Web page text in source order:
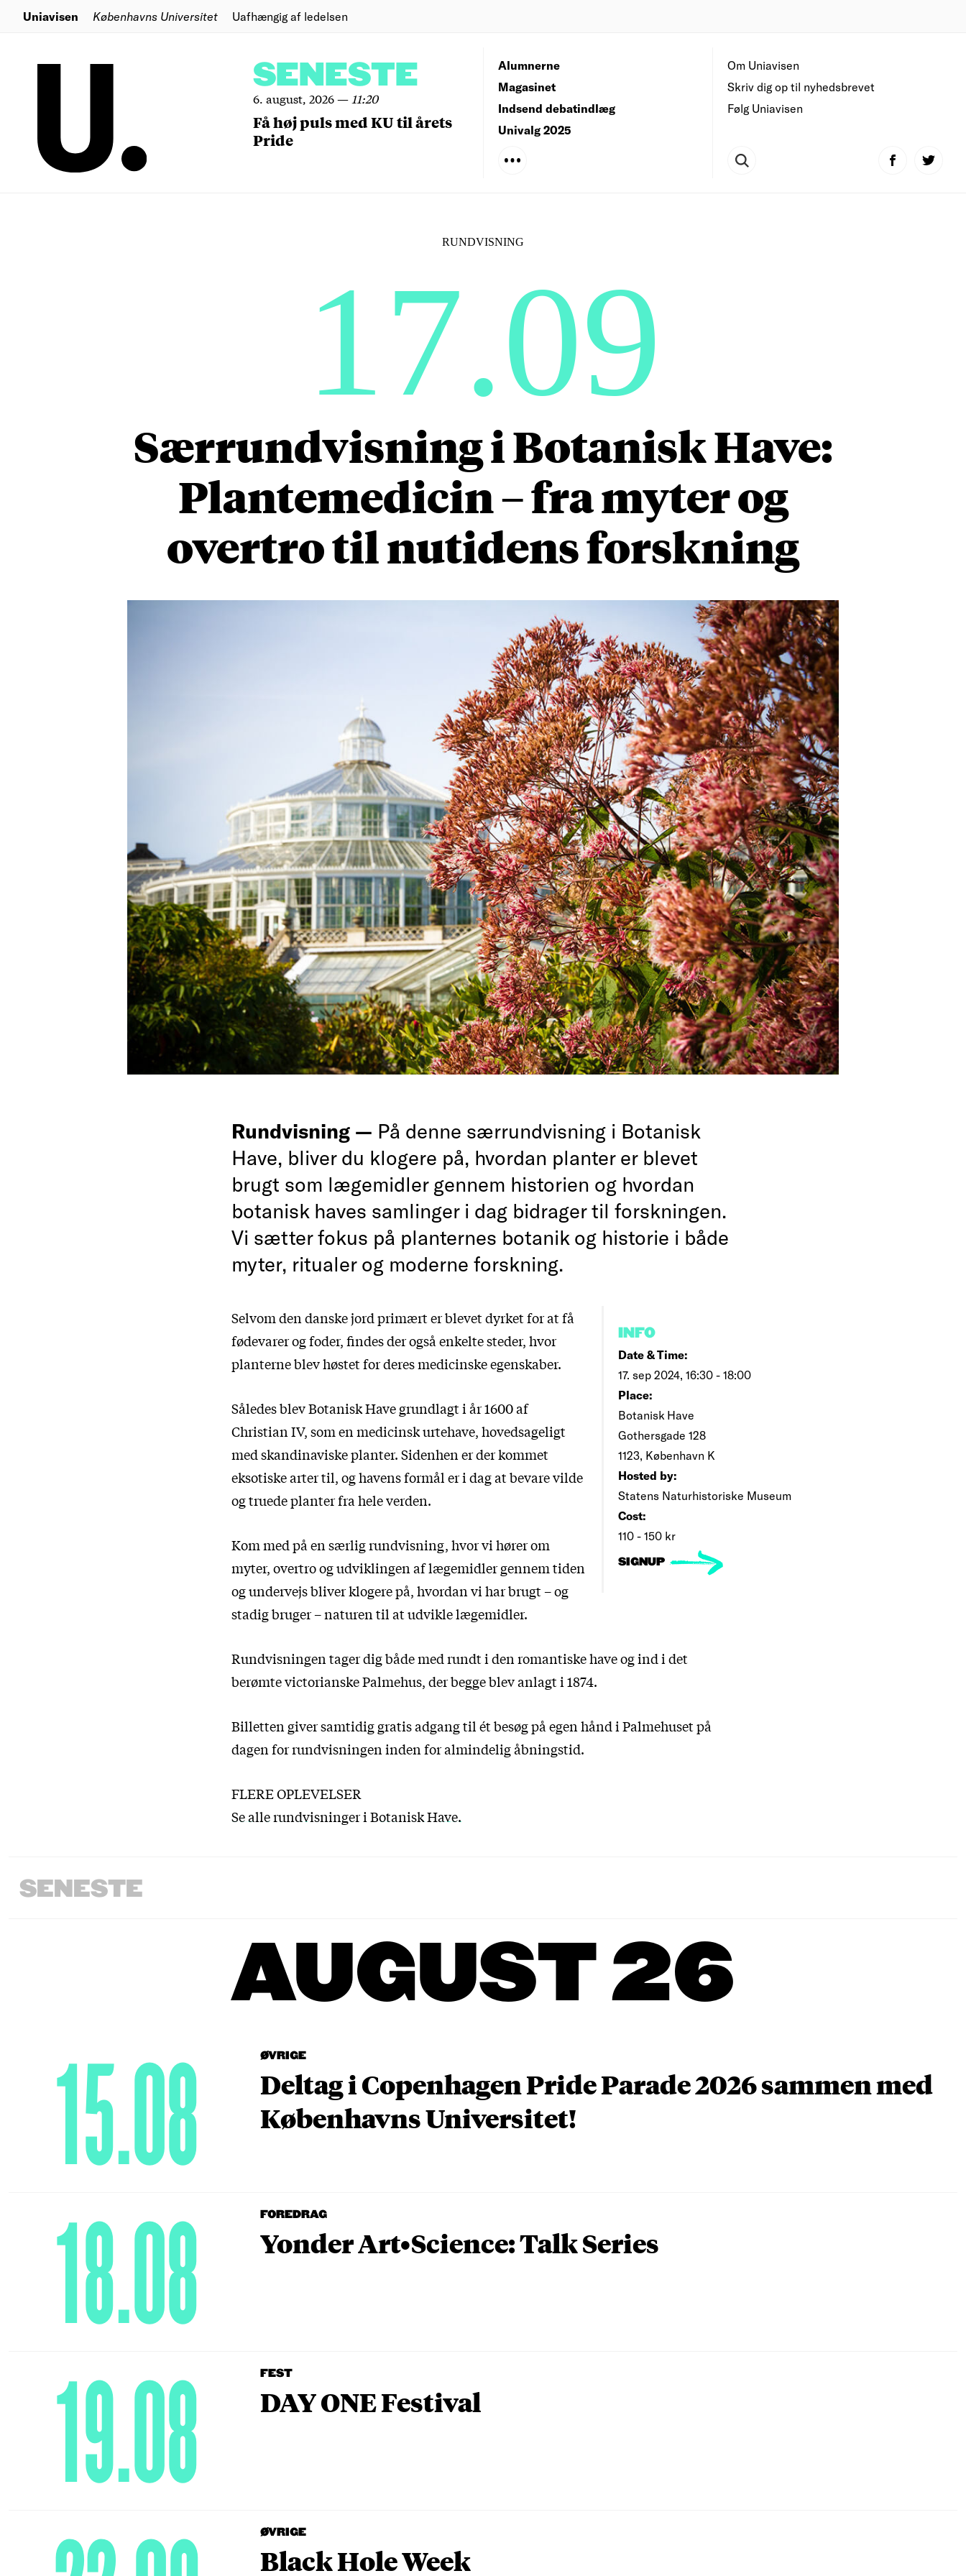
Uniavisen Københavns Universitet Uafhængig af ledelsen
SENESTE
6. august, 2026— 11:20
Få høj puls med KU til årets
Pride
Om Uniavisen
Skriv dig op til nyhedsbrevet
Følg Uniavisen
Alumnerne
Magasinet
Indsend debatindlæg
Univalg 2025
RUNDVISNING
17.09
Særrundvisning i Botanisk Have:
Plantemedicin – fra myter og
overtro til nutidens forskning
Rundvisning — På denne særrundvisning i Botanisk
Have, bliver du klogere på, hvordan planter er blevet
brugt som lægemidler gennem historien og hvordan
botanisk haves samlinger i dag bidrager til forskningen.
Vi sætter fokus på planternes botanik og historie i både
myter, ritualer og moderne forskning.
INFO
Date & Time:
17. sep 2024, 16:30 - 18:00
Place:
Botanisk Have
Gothersgade 128
1123, København K
Hosted by:
Statens Naturhistoriske Museum
Cost:
110 - 150 kr
SIGNUP
Selvom den danske jord primært er blevet dyrket for at få
fødevarer og foder, findes der også enkelte steder, hvor
planterne blev høstet for deres medicinske egenskaber.
Således blev Botanisk Have grundlagt i år 1600 af
Christian IV, som en medicinsk urtehave, hovedsageligt
med skandinaviske planter. Sidenhen er der kommet
eksotiske arter til, og havens formål er i dag at bevare vilde
og truede planter fra hele verden.
Kom med på en særlig rundvisning, hvor vi hører om
myter, overtro og udviklingen af lægemidler gennem tiden
og undervejs bliver klogere på, hvordan vi har brugt – og
stadig bruger – naturen til at udvikle lægemidler.
Rundvisningen tager dig både med rundt i den romantiske have og ind i det
berømte victorianske Palmehus, der begge blev anlagt i 1874.
Billetten giver samtidig gratis adgang til ét besøg på egen hånd i Palmehuset på
dagen for rundvisningen inden for almindelig åbningstid.
FLERE OPLEVELSER
Se alle rundvisninger i Botanisk Have.
SENESTE
AUGUST 26
ØVRIGE
Deltag i Copenhagen Pride Parade 2026 sammen med
Københavns Universitet!
15.08
FOREDRAG
Yonder Art•Science: Talk Series
18.08
FEST
DAY ONE Festival
19.08
ØVRIGE
Black Hole Week